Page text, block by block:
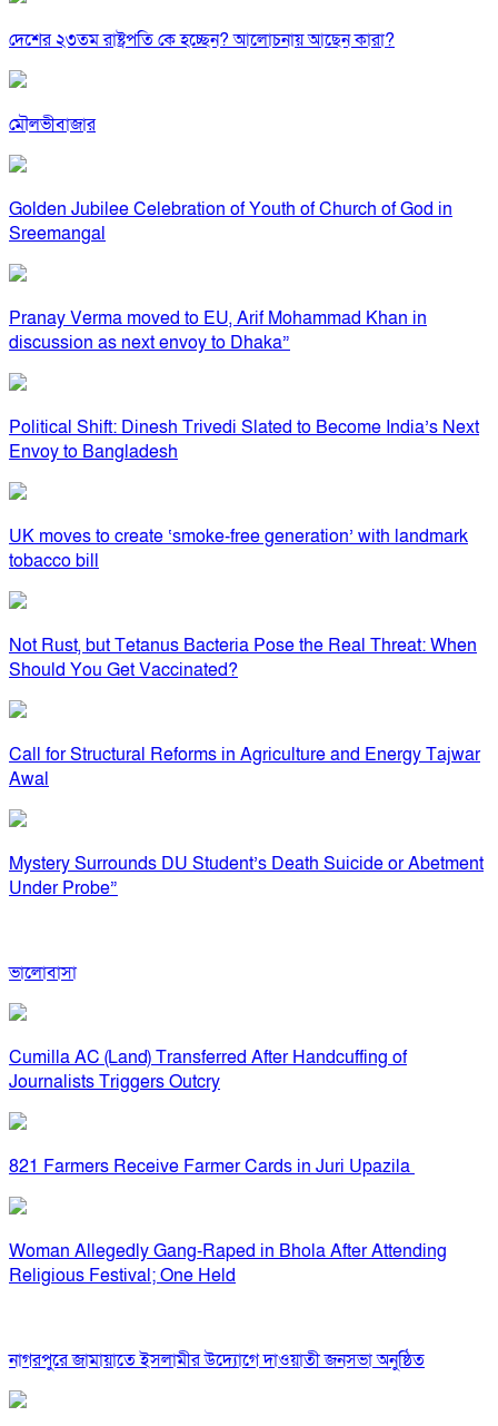
দেশের ২৩তম রাষ্ট্রপতি কে হচ্ছেন? আলোচনায় আছেন কারা?
মৌলভীবাজার
Golden Jubilee Celebration of Youth of Church of God in
Sreemangal
Pranay Verma moved to EU, Arif Mohammad Khan in
discussion as next envoy to Dhaka”
Political Shift: Dinesh Trivedi Slated to Become India’s Next
Envoy to Bangladesh
UK moves to create ‘smoke-free generation’ with landmark
tobacco bill
Not Rust, but Tetanus Bacteria Pose the Real Threat: When
Should You Get Vaccinated?
Call for Structural Reforms in Agriculture and Energy Tajwar
Awal
Mystery Surrounds DU Student’s Death Suicide or Abetment
Under Probe”
ভালোবাসা
Cumilla AC (Land) Transferred After Handcuffing of
Journalists Triggers Outcry
821 Farmers Receive Farmer Cards in Juri Upazila
Woman Allegedly Gang-Raped in Bhola After Attending
Religious Festival; One Held
নাগরপুরে জামায়াতে ইসলামীর উদ্যোগে দাওয়াতী জনসভা অনুষ্ঠিত